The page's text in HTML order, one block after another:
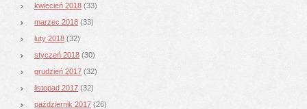
kwiecień 2018 (33)
marzec 2018 (33)
luty 2018 (32)
styczeń 2018 (30)
grudzień 2017 (32)
listopad 2017 (32)
październik 2017 (26)